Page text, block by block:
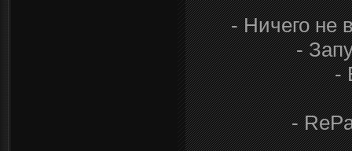
- Ничего не
-
-
-